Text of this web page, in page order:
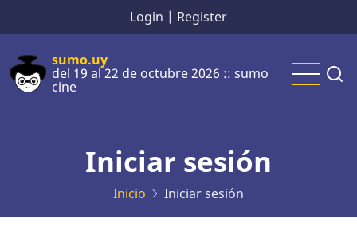
al
contenido
principal
Login | Register
sumo.uy
del 19 al 22 de octubre 2026 :: sumo
cine
Iniciar sesión
Inicio Iniciar sesión